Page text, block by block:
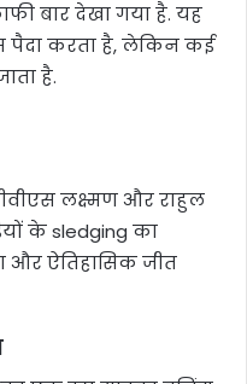
बार देखा गया है. यह
पैदा करता है, लेकिन कई
है.
लक्ष्मण और राहुल
के sledging का
और ऐतिहासिक जीत